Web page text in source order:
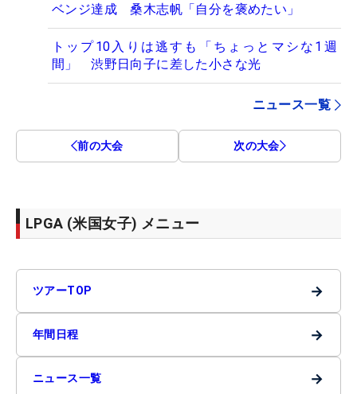
ベンジ達成 桑木志帆「自分を褒めたい」
トップ10入りは逃すも「ちょっとマシな1週
間」 渋野日向子に差した小さな光
ニュース一覧
前の大会 次の大会
LPGA (米国女子) メニュー
ツアーTOP →
年間日程 →
ニュース一覧 →